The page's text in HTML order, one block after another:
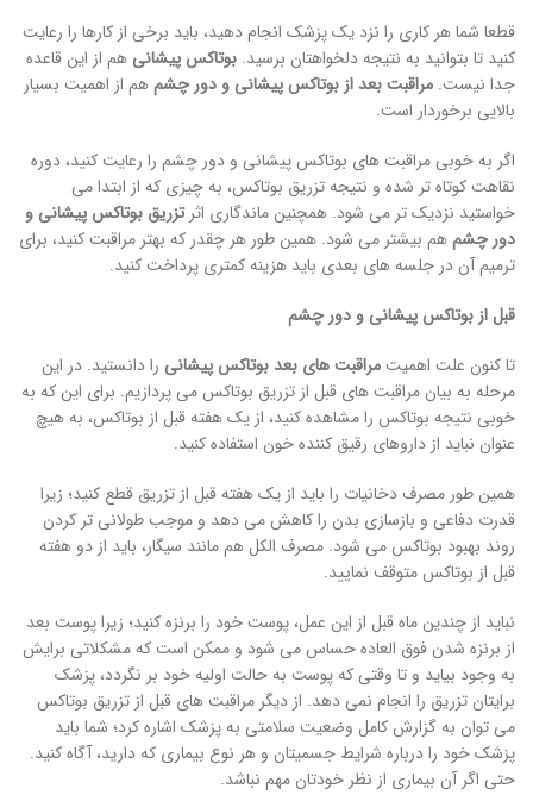
قطعا شما هر کاری را نزد یک پزشک انجام دهید، باید برخی از کارها را رعایت
کنید تا بتوانید به نتیجه دلخواهتان برسید. بوتاکس پیشانی هم از این قاعده
جدا نیست. مراقبت بعد از بوتاکس پیشانی و دور چشمهم از اهمیت بسیار
بالایی برخوردار است.
اگر به خوبی مراقبت های بوتاکس پیشانی و دور چشم را رعایت کنید، دوره
نقاهت کوتاه تر شده و نتیجه تزریق بوتاکس، به چیزی که از ابتدا می
خواستید نزدیک تر می شود. همچنین ماندگاری اثرتزریق بوتاکس پیشانی و
دور چشمهم بیشتر می شود. همین طور هر چقدر که بهتر مراقبت کنید، برای
ترمیم آن در جلسه های بعدی باید هزینه کمتری پرداخت کنید.
قبل از بوتاکس پیشانی و دور چشم
تا کنون علت اهمیتمراقبت های بعد بوتاکس پیشانی را دانستید. در این
مرحله به بیان مراقبت های قبل از تزریق بوتاکس می پردازیم. برای این که به
خوبی نتیجه بوتاکس را مشاهده کنید، از یک هفته قبل از بوتاکس، به هیچ
عنوان نباید از داروهای رقیق کننده خون استفاده کنید.
همین طور مصرف دخانیات را باید از یک هفته قبل از تزریق قطع کنید؛ زیرا
قدرت دفاعی و بازسازی بدن را کاهش می دهد و موجب طولانی تر کردن
روند بهبود بوتاکس می شود. مصرف الکل هم مانند سیگار، باید از دو هفته
قبل از بوتاکس متوقف نمایید.
نباید از چندین ماه قبل از این عمل، پوست خود را برنزه کنید؛ زیرا پوست بعد
از برنزه شدن فوق العاده حساس می شود و ممکن است که مشکلاتی برایش
به وجود بیاید و تا وقتی که پوست به حالت اولیه خود بر نگردد، پزشک
برایتان تزریق را انجام نمی دهد. از دیگر مراقبت های قبل از تزریق بوتاکس
می توان به گزارش کامل وضعیت سلامتی به پزشک اشاره کرد؛ شما باید
پزشک خود را درباره شرایط جسمیتان و هر نوع بیماری که دارید، آگاه کنید.
حتی اگر آن بیماری از نظر خودتان مهم نباشد.